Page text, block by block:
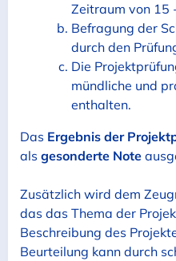
Zeitraum von 15
Befragung der
durch den
Die
mündliche und
enthalten.
Das Ergebnis der
als gesonderte Note
Zusätzlich wird dem
das das Thema der
Beschreibung des
Beurteilung kann durch